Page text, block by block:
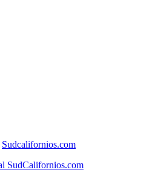
Sudcalifornios.com